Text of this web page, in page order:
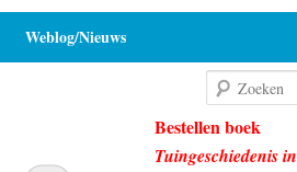
Weblog/Nieuws
Bestellen boek
Tuingeschiedenis in